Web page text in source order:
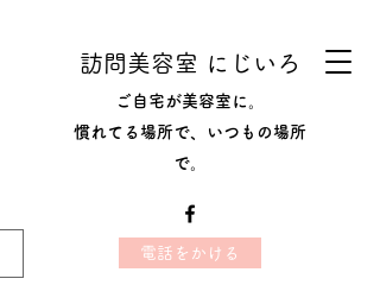
訪問美容室 にじいろ
ご自宅が美容室に。
​慣れてる場所で、いつもの場所
で。
電話をかける